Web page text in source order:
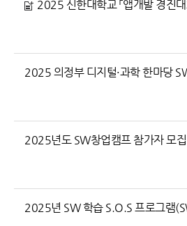
2025 신한대학교 「앱개발 경진대
2025 의정부 디지털·과학 한마당
2025년도 SW창업캠프 참가자 모집